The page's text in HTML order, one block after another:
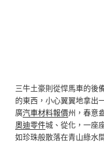
三牛土豪則從悍馬車的後
的東西，小心翼翼地拿出
廣汽車材料報價州，春意
奧迪零件城、從化，一座
如珍珠般散落在青山綠水